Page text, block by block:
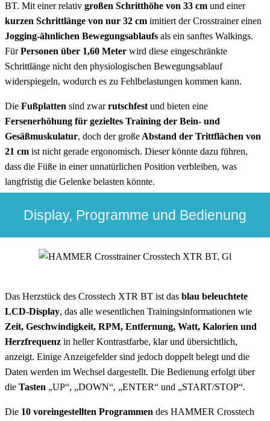
BT. Mit einer relativ großen Schritthöhe von 33 cm und einer
kurzen Schrittlänge von nur 32 cm imitiert der Crosstrainer einen
Jogging-ähnlichen Bewegungsablaufs als ein sanftes Walkings.
FürPersonen über 1,60 Meter wird diese eingeschränkte
Schrittlänge nicht den physiologischen Bewegungsablauf
widerspiegeln, wodurch es zu Fehlbelastungen kommen kann.
Die Fußplatten sind zwarrutschfest und bieten eine
Fersenerhöhung für gezieltes Training der Bein- und
Gesäßmuskulatur, doch der große Abstand der Trittflächen von
21 cm ist nicht gerade ergonomisch. Dieser könnte dazu führen,
dass die Füße in einer unnatürlichen Position verbleiben, was
langfristig die Gelenke belasten könnte.
Display, Programme und Bedienung
Das Herzstück des Crosstech XTR BT ist das blau beleuchtete
LCD-Display, das alle wesentlichen Trainingsinformationen wie
Zeit, Geschwindigkeit, RPM, Entfernung, Watt, Kalorien und
Herzfrequenz in heller Kontrastfarbe, klar und übersichtlich,
anzeigt. Einige Anzeigefelder sind jedoch doppelt belegt und die
Daten werden im Wechsel dargestellt. Die Bedienung erfolgt über
die Tasten „UP“, „DOWN“, „ENTER“ und „START/STOP“.
Die 10 voreingestellten Programmen des HAMMER Crosstech